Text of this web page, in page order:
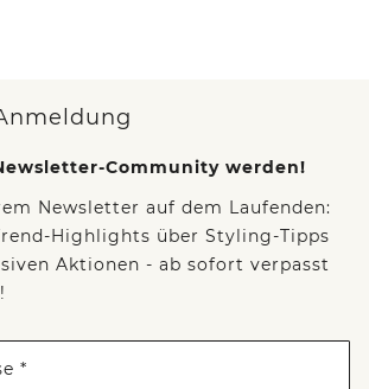
Community werden!
Newsletter auf dem Laufenden:
Highlights über Styling-Tipps
Aktionen - ab sofort verpasst
*